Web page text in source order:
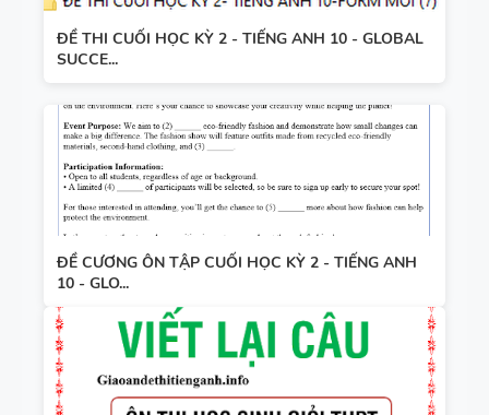
ĐỀ THI CUỐI HỌC KỲ 2 - TIẾNG ANH 10 - GLOBAL
SUCCE...
ĐỀ CƯƠNG ÔN TẬP CUỐI HỌC KỲ 2 - TIẾNG ANH
10 - GLO...